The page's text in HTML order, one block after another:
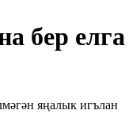
бер елга
яңалык игълан